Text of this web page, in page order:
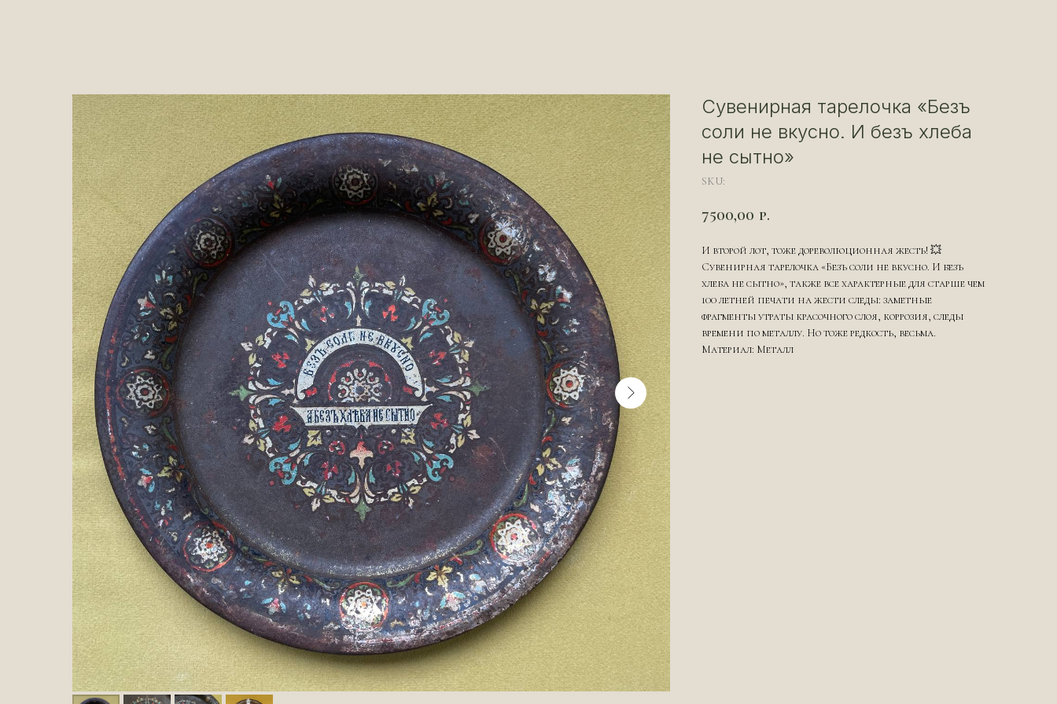
Сувенирная тарелочка «Безъ
соли не вкусно. И безъ хлеба
не сытно»
SKU:
7500,00 р.
И второй лот, тоже дореволюционная жесть! 💥
Сувенирная тарелочка «Безъ соли не вкусно. И безъ
хлеба не сытно», также все характерные для старше чем
100 летней печати на жести следы: заметные
фрагменты утраты красочного слоя, коррозия, следы
времени по металлу. Но тоже редкость, весьма.
Материал: Металл